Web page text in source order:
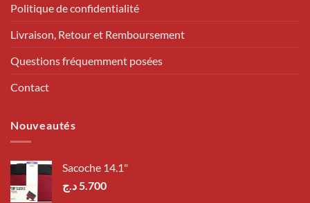
Politique de confidentialité
Livraison, Retour et Remboursement
Questions fréquemment posées
Contact
Nouveautés
Sacoche 14.1"
5.700د.ج